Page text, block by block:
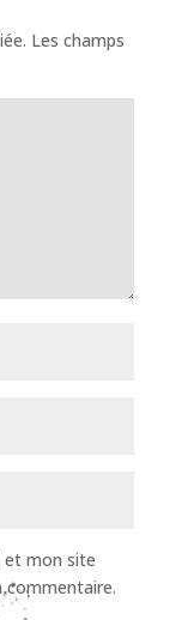
Les champs
et mon site
commentaire.